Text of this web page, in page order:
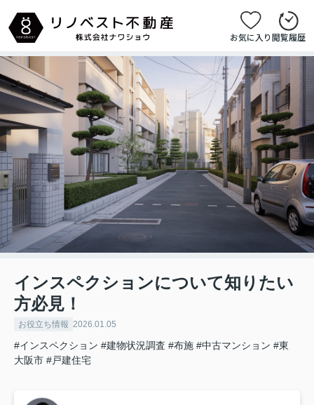
お気に入り閲覧履歴
インスペクションについて知りたい
方必見！
お役立ち情報 2026.01.05
#インスペクション #建物状況調査 #布施 #中古マンション #東
大阪市 #戸建住宅